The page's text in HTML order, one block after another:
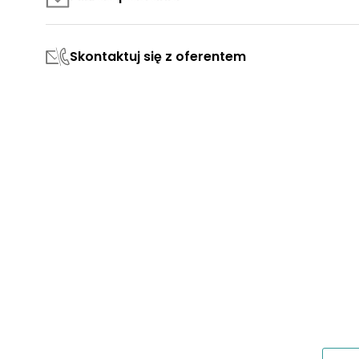
Skontaktuj się z oferentem